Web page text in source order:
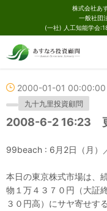
株式会社あ
一般社団
(一社) 人工知能学会
2000-01-01 00:00:00
九十九里投資顧問
2008-6-2 16:23
99beach : 6月2日（月）
本日の東京株式市場は、
物１万４３７０円（大証
３０円高）にサヤ寄せす